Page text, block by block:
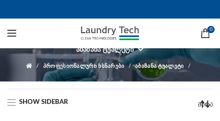
0
აბაზანა ტუალეტი
ᲐᲑᲐᲖᲐᲜᲐ ᲢᲣᲐᲚᲔᲢᲘ
ᲞᲠᲝᲤᲔᲡᲘᲝᲜᲐᲚᲣᲠᲘ ᲮᲡᲜᲐᲠᲔᲑᲘ ᲐᲑᲐᲖᲐᲜᲐ ᲢᲣᲐᲚᲔᲢᲘ
SHOW SIDEBAR